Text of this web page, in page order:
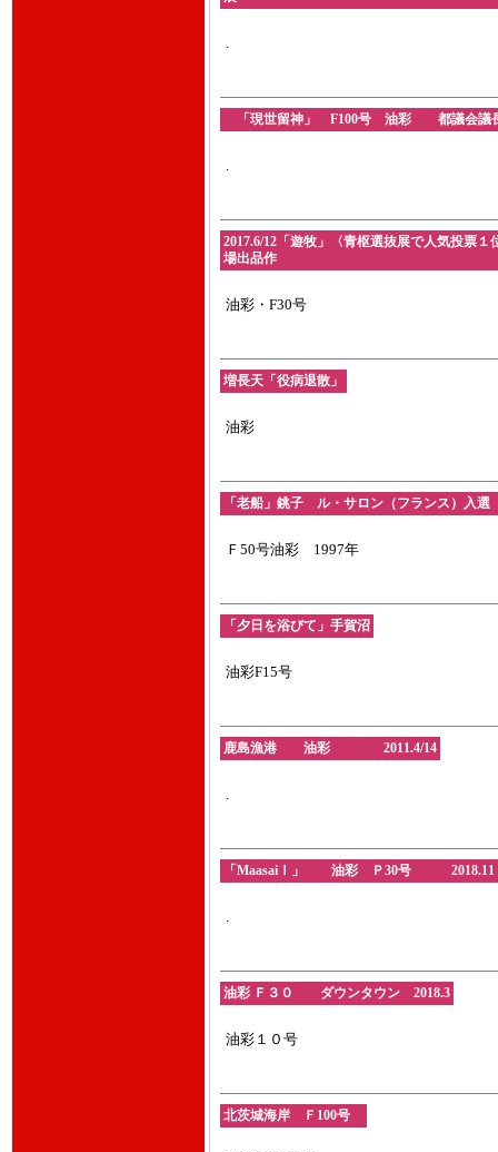
.
「現世留神」 F100号 油彩 都議会議
.
2017.6/12「遊牧」〈青枢選抜展で人気投
場出品作
油彩・F30号
増長天「役病退散」
油彩
「老船」銚子 ル・サロン（フランス）入
Ｆ50号油彩 1997年
「夕日を浴びて」手賀沼
油彩F15号
鹿島漁港 油彩 2011.4/14
.
「MaasaiⅠ」 油彩 Ｐ30号 2018.11
.
油彩 Ｆ３０ ダウンタウン 2018.3
油彩１０号
北茨城海岸 Ｆ100号